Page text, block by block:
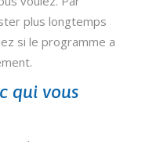
plus longtemps
si le programme a
qui vous